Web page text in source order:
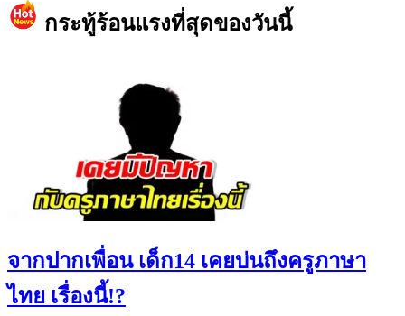
กระทู้ร้อนแรงที่สุดของวันนี้
จากปากเพื่อน เด็ก14 เคยบ่นถึงครูภาษา
ไทย เรื่องนี้!?